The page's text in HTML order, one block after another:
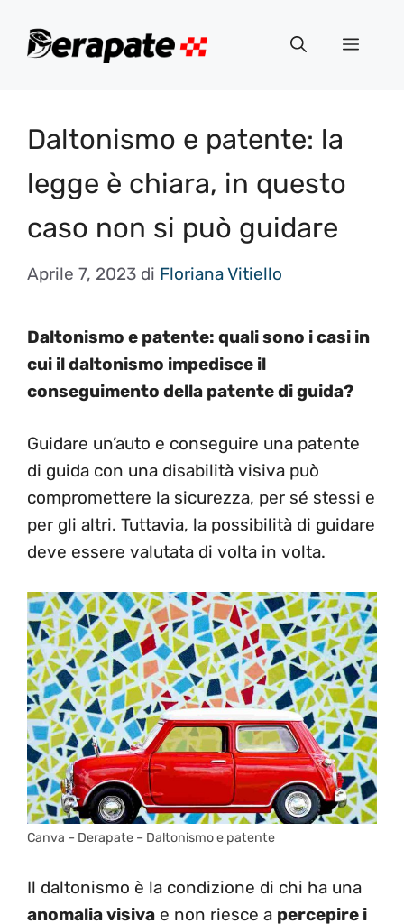
Menu
Daltonismo e patente: la
legge è chiara, in questo
caso non si può guidare
Aprile 7, 2023 di Floriana Vitiello
Daltonismo e patente: quali sono i casi in
cui il daltonismo impedisce il
conseguimento della patente di guida?
Guidare un’auto e conseguire una patente
di guida con una disabilità visiva può
compromettere la sicurezza, per sé stessi e
per gli altri. Tuttavia, la possibilità di guidare
deve essere valutata di volta in volta.
Canva – Derapate – Daltonismo e patente
Il daltonismo è la condizione di chi ha una
anomalia visiva e non riesce a percepire i